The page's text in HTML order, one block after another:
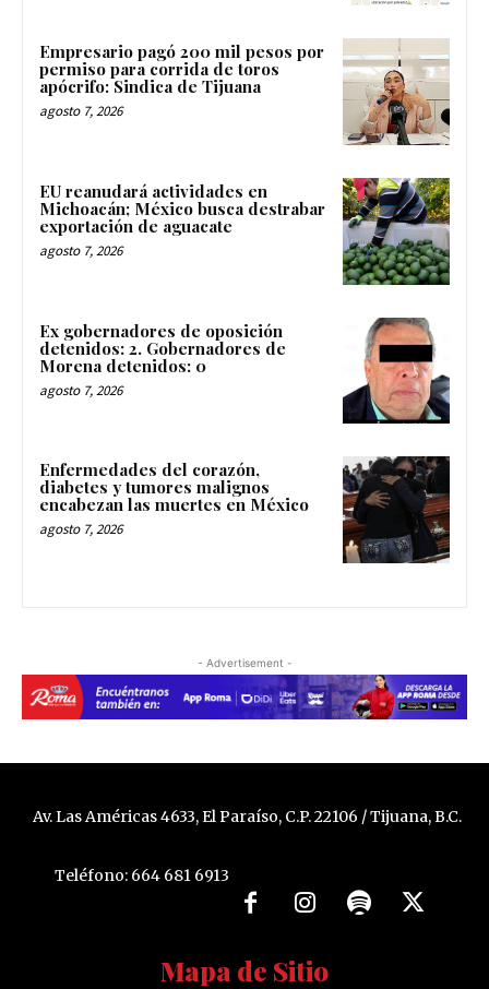
Empresario pagó 200 mil pesos por
permiso para corrida de toros
apócrifo: Sindica de Tijuana
agosto 7, 2026
EU reanudará actividades en
Michoacán; México busca destrabar
exportación de aguacate
agosto 7, 2026
Ex gobernadores de oposición
detenidos: 2. Gobernadores de
Morena detenidos: 0
agosto 7, 2026
Enfermedades del corazón,
diabetes y tumores malignos
encabezan las muertes en México
agosto 7, 2026
- Advertisement -
Av. Las Américas 4633, El Paraíso, C.P. 22106 / Tijuana, B.C.
Teléfono: 664 681 6913
Mapa de Sitio